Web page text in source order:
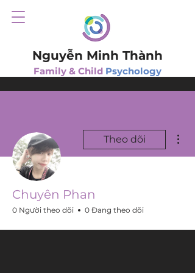
Nguyễn Minh Thành
Family & Child Psychology
Theo dõi
Chuyên Phan
0 Người theo dõi 0 Đang theo dõi